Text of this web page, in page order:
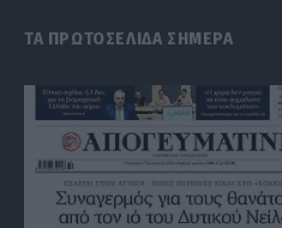
ΤΑ ΠΡΩΤΟΣΕΛΙΔΑ ΣΗΜΕΡΑ